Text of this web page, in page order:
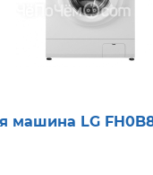
машина LG